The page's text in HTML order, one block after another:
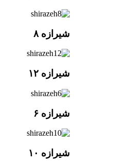
شیرازه ۸
شیرازه ۱۲
شیرازه ۶
شیرازه ۱۰